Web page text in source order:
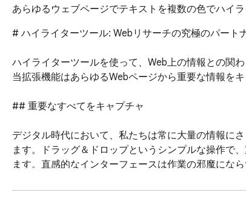
あらゆるウェブページでテキストを複数の色でハイラ
# ハイライターツール: Webリサーチの究極のパート
ハイライターツールを使って、Web上の情報との関
当拡張機能はあらゆるWebページから重要な情報を
## 重要なすべてをキャプチャ
デジタル時代において、私たちは常に大量の情報に
ます。ドラッグ＆ドロップというシンプルな操作で
ます。直感的なインターフェースは作業の邪魔にな
### 多彩なカラーで正確に整理